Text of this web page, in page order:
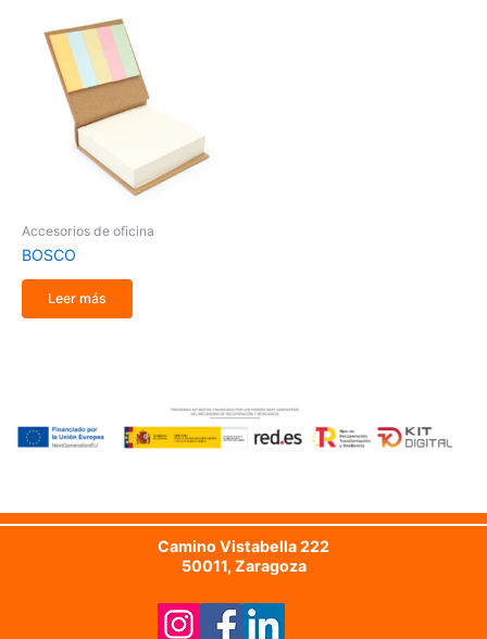
Accesorios de oficina
BOSCO
Leer más
Camino Vistabella 222
50011, Zaragoza